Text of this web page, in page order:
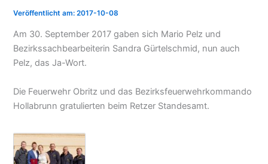
2017-10-08
Am 30. September 2017 gaben sich Mario Pelz und
Bezirkssachbearbeiterin Sandra Gürtelschmid, nun auch
Pelz, das Ja-Wort.
Die Feuerwehr Obritz und das Bezirksfeuerwehrkommando
Hollabrunn gratulierten beim Retzer Standesamt.